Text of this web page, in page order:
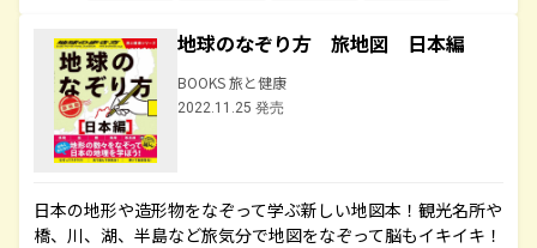
地球のなぞり方 旅地図 日本編
BOOKS 旅と健康
2022.11.25 発売
日本の地形や造形物をなぞって学ぶ新しい地図本！観光名所や
橋、川、湖、半島など旅気分で地図をなぞって脳もイキイキ！